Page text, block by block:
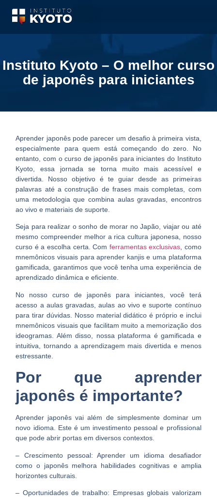
Instituto Kyoto – O melhor curso
de japonês para iniciantes
Aprender japonês pode parecer um desafio à primeira vista,
especialmente para quem está começando do zero. No
entanto, com o curso de japonês para iniciantes do Instituto
Kyoto, essa jornada se torna muito mais acessível e
divertida. Nosso objetivo é te guiar desde as primeiras
palavras até a construção de frases mais completas, com
uma metodologia que combina aulas gravadas, encontros
ao vivo e materiais de suporte.
Seja para realizar o sonho de morar no Japão, viajar ou até
mesmo compreender melhor a rica cultura japonesa, nosso
curso é a escolha certa. Com ferramentas exclusivas, como
mnemônicos visuais para aprender kanjis e uma plataforma
gamificada, garantimos que você tenha uma experiência de
aprendizado dinâmica e eficiente.
No nosso curso de japonês para iniciantes, você terá
acesso a aulas gravadas, aulas ao vivo e suporte contínuo
para tirar dúvidas. Nosso material didático é próprio e inclui
mnemônicos visuais que facilitam muito a memorização dos
ideogramas. Além disso, nossa plataforma é gamificada e
intuitiva, tornando a aprendizagem mais divertida e menos
estressante.
Por que aprender
japonês é importante?
Aprender japonês vai além de simplesmente dominar um
novo idioma. Este é um investimento pessoal e profissional
que pode abrir portas em diversos contextos.
– Crescimento pessoal: Aprender um idioma desafiador
como o japonês melhora habilidades cognitivas e amplia
horizontes culturais.
– Oportunidades de trabalho: Empresas globais valorizam